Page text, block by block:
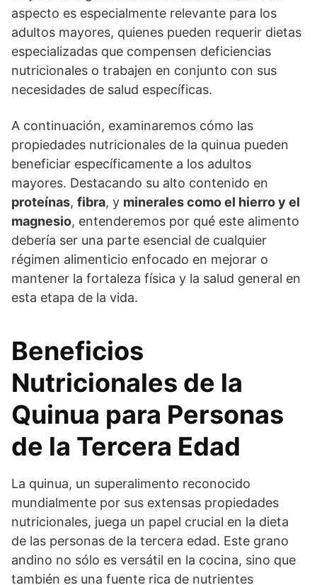
aspecto es especialmente relevante para los
adultos mayores, quienes pueden requerir dietas
especializadas que compensen deficiencias
nutricionales o trabajen en conjunto con sus
necesidades de salud específicas.
A continuación, examinaremos cómo las
propiedades nutricionales de la quinua pueden
beneficiar específicamente a los adultos
mayores. Destacando su alto contenido en
proteínas, fibra, y minerales como el hierro y el
magnesio, entenderemos por qué este alimento
debería ser una parte esencial de cualquier
régimen alimenticio enfocado en mejorar o
mantener la fortaleza física y la salud general en
esta etapa de la vida.
Beneficios
Nutricionales de la
Quinua para Personas
de la Tercera Edad
La quinua, un superalimento reconocido
mundialmente por sus extensas propiedades
nutricionales, juega un papel crucial en la dieta
de las personas de la tercera edad. Este grano
andino no sólo es versátil en la cocina, sino que
también es una fuente rica de nutrientes